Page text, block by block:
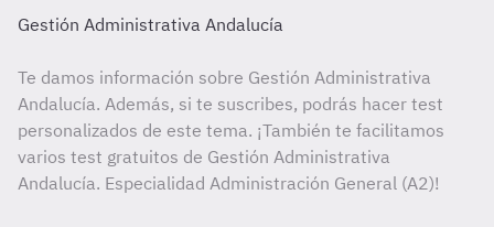
Gestión Administrativa Andalucía
Te damos información sobre Gestión Administrativa
Andalucía. Además, si te suscribes, podrás hacer test
personalizados de este tema. ¡También te facilitamos
varios test gratuitos de Gestión Administrativa
Andalucía. Especialidad Administración General (A2)!